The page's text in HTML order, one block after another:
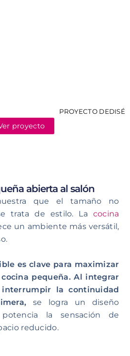
PROYECTO DEDISÉ
proyecto
abierta al salón
que el tamaño no
trata de estilo. La cocina
un ambiente más versátil,
es clave para maximizar
pequeña. Al integrar
la continuidad
se logra un diseño
la sensación de
reducido.